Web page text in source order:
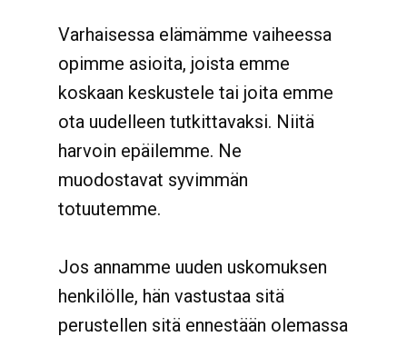
Varhaisessa elämämme vaiheessa
opimme asioita, joista emme
koskaan keskustele tai joita emme
ota uudelleen tutkittavaksi. Niitä
harvoin epäilemme. Ne
muodostavat syvimmän
totuutemme.
Jos annamme uuden uskomuksen
henkilölle, hän vastustaa sitä
perustellen sitä ennestään olemassa